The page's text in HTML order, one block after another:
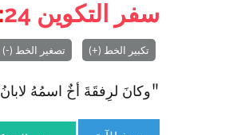
سفر التكوين 24
: 29
تكبير الخط (+) تصغير الخط (-)
"وكانَ لرِفقَةَ أخٌ اسمُهُ لابانُ،